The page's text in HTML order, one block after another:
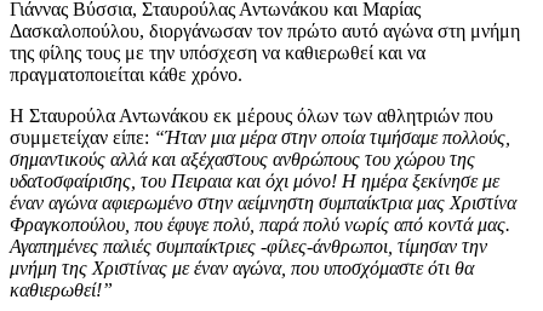
Γιάννας Βύσσια, Σταυρούλας Αντωνάκου και Μαρίας
Δασκαλοπούλου, διοργάνωσαν τον πρώτο αυτό αγώνα στη μνήμη
της φίλης τους με την υπόσχεση να καθιερωθεί και να
πραγματοποιείται κάθε χρόνο.
Η Σταυρούλα Αντωνάκου εκ μέρους όλων των αθλητριών που
συμμετείχαν είπε: “Ήταν μια μέρα στην οποία τιμήσαμε πολλούς,
σημαντικούς αλλά και αξέχαστους ανθρώπους του χώρου της
υδατοσφαίρισης, του Πειραια και όχι μόνο! Η ημέρα ξεκίνησε με
έναν αγώνα αφιερωμένο στην αείμνηστη συμπαίκτρια μας Χριστίνα
Φραγκοπούλου, που έφυγε πολύ, παρά πολύ νωρίς από κοντά μας.
Αγαπημένες παλιές συμπαίκτριες -φίλες-άνθρωποι, τίμησαν την
μνήμη της Χριστίνας με έναν αγώνα, που υποσχόμαστε ότι θα
καθιερωθεί!”